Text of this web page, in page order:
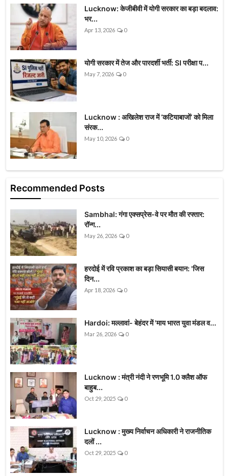
Lucknow: केजीबीवी में योगी सरकार का बड़ा बदलाव:
भर...
Apr 13, 2026 0
योगी सरकार में तेज और पारदर्शी भर्ती: SI परीक्षा प...
May 7, 2026 0
Lucknow : अखिलेश राज में ‘कटियाबाजों’ को मिला
संरक...
May 10, 2026 0
Recommended Posts
Sambhal: गंगा एक्सप्रेस-वे पर मौत की रफ्तार:
रॉन्ग...
May 26, 2026 0
हरदोई में रवि प्रकाश का बड़ा सियासी बयान: 'जिस
दिन...
Apr 18, 2026 0
Hardoi: मल्लावां- बेहंदर में 'माय भारत युवा मंडल व...
Mar 26, 2026 0
Lucknow : मंत्री नंदी ने रणभूमि 1.0 क्लैश ऑफ
बाहुब...
Oct 29, 2025 0
Lucknow : मुख्य निर्वाचन अधिकारी ने राजनीतिक
दलों ...
Oct 29, 2025 0